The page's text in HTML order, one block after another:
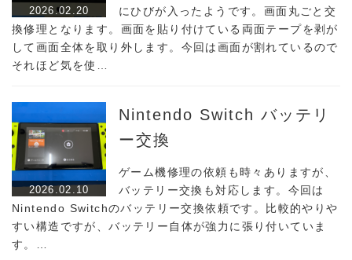
2026.02.20
にひびが入ったようです。画面丸ごと交
換修理となります。画面を貼り付けている両面テープを剥が
して画面全体を取り外します。今回は画面が割れているので
それほど気を使…
2026.02.10
Nintendo Switch バッテリ
ー交換
ゲーム機修理の依頼も時々ありますが、
バッテリー交換も対応します。今回は
Nintendo Switchのバッテリー交換依頼です。比較的やりや
すい構造ですが、バッテリー自体が強力に張り付いていま
す。…